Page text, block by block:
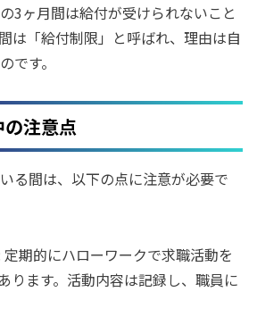
3ヶ月間は給付が受けられないこと
は「給付制限」と呼ばれ、理由は自
です。
注意点
る間は、以下の点に注意が必要で
定期的にハローワークで求職活動を
ります。活動内容は記録し、職員に